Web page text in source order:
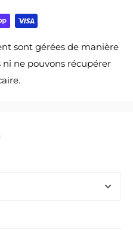
sont gérées de manière
ni ne pouvons récupérer